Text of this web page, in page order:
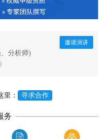
分析师)
)
邀请演讲
里： 寻求合作
务